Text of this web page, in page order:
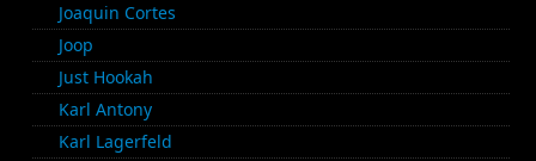
Joaquin Cortes
Joop
Just Hookah
Karl Antony
Karl Lagerfeld